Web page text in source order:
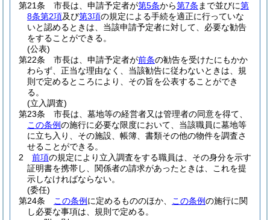
第21条
市長は、申請予定者が第5条から第7条 まで並びに第
8条第2項及び第3項の規定による手続を適正に行っていな
いと認めるときは、当該申請予定者に対して、必要な勧告
をすることができる。
(公表)
第22条
市長は、申請予定者が前条の勧告を受けたにもかか
わらず、正当な理由なく、当該勧告に従わないときは、規
則で定めるところにより、その旨を公表することができ
る。
(立入調査)
第23条
市長は、墓地等の経営者又は管理者の同意を得て、
この条例の施行に必要な限度において、当該職員に墓地等
に立ち入り、その施設、帳簿、書類その他の物件を調査さ
せることができる。
2
前項の規定により立入調査をする職員は、その身分を示す
証明書を携帯し、関係者の請求があったときは、これを提
示しなければならない。
(委任)
第24条
この条例 に定めるもののほか、 この条例の施行に関
し必要な事項は、規則で定める。